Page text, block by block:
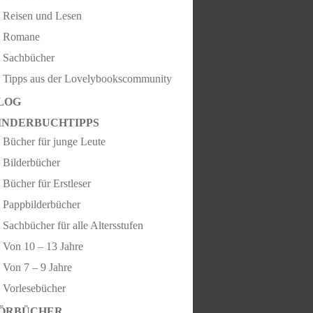
Reisen und Lesen
Romane
Sachbücher
Tipps aus der Lovelybookscommunity
Bücher für junge Leute
Bilderbücher
Bücher für Erstleser
Pappbilderbücher
Sachbücher für alle Altersstufen
Von 10 – 13 Jahre
Von 7 – 9 Jahre
Vorlesebücher